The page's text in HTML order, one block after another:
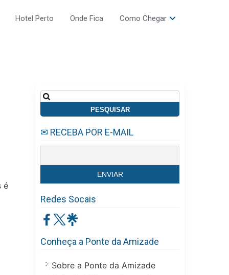
Hotel Perto Onde Fica Como Chegar
é
Pesquisar
por:
✉ RECEBA POR E-MAIL
Redes Socais
Conheça a Ponte da Amizade
Sobre a Ponte da Amizade